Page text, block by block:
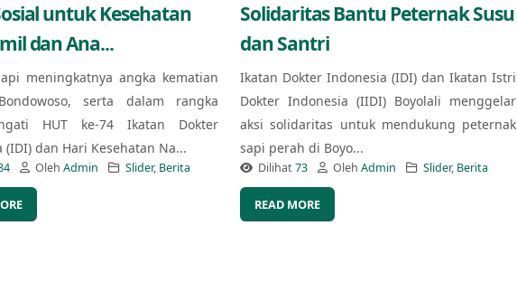
untuk Kesehatan
dan Ana...
meningkatnya angka kematian
serta dalam rangka
HUT ke-74 Ikatan Dokter
(IDI) dan Hari Kesehatan Na...
Oleh Admin Slider, Berita
Solidaritas Bantu Peternak Susu
dan Santri
Ikatan Dokter Indonesia (IDI) dan Ikatan Istri
Dokter Indonesia (IIDI) Boyolali menggelar
aksi solidaritas untuk mendukung peternak
sapi perah di Boyo...
Dilihat73 Oleh Admin Slider, Berita
READ MORE